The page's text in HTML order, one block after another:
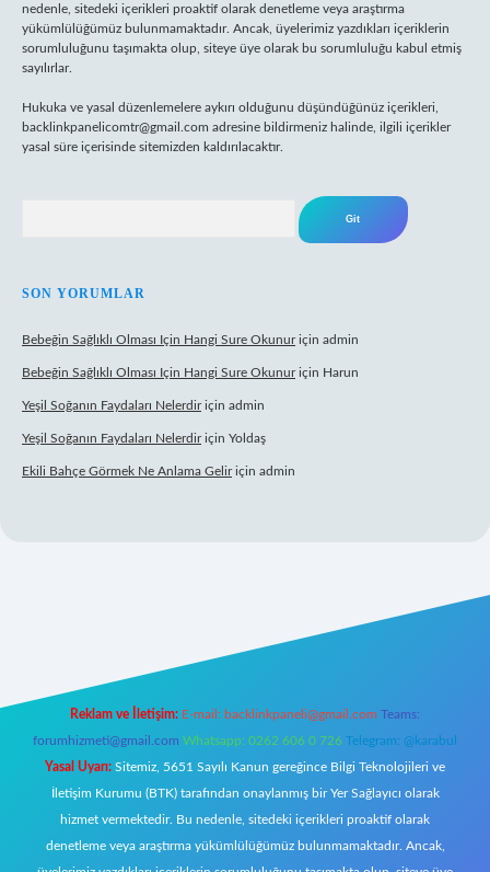
nedenle, sitedeki içerikleri proaktif olarak denetleme veya araştırma
yükümlülüğümüz bulunmamaktadır. Ancak, üyelerimiz yazdıkları içeriklerin
sorumluluğunu taşımakta olup, siteye üye olarak bu sorumluluğu kabul etmiş
sayılırlar.
Hukuka ve yasal düzenlemelere aykırı olduğunu düşündüğünüz içerikleri,
backlinkpanelicomtr@gmail.com adresine bildirmeniz halinde, ilgili içerikler
yasal süre içerisinde sitemizden kaldırılacaktır.
SON YORUMLAR
Bebeğin Sağlıklı Olması Için Hangi Sure Okunuriçin admin
Bebeğin Sağlıklı Olması Için Hangi Sure Okunuriçin Harun
Yeşil Soğanın Faydaları Nelerdiriçin admin
Yeşil Soğanın Faydaları Nelerdiriçin Yoldaş
Ekili Bahçe Görmek Ne Anlama Geliriçin admin
Reklam ve İletişim: E-mail: backlinkpaneli@gmail.com Teams:
forumhizmeti@gmail.com Whatsapp: 0262 606 0 726 Telegram: @karabul
Yasal Uyarı: Sitemiz, 5651 Sayılı Kanun gereğince Bilgi Teknolojileri ve
İletişim Kurumu (BTK) tarafından onaylanmış bir Yer Sağlayıcı olarak
hizmet vermektedir. Bu nedenle, sitedeki içerikleri proaktif olarak
denetleme veya araştırma yükümlülüğümüz bulunmamaktadır. Ancak,